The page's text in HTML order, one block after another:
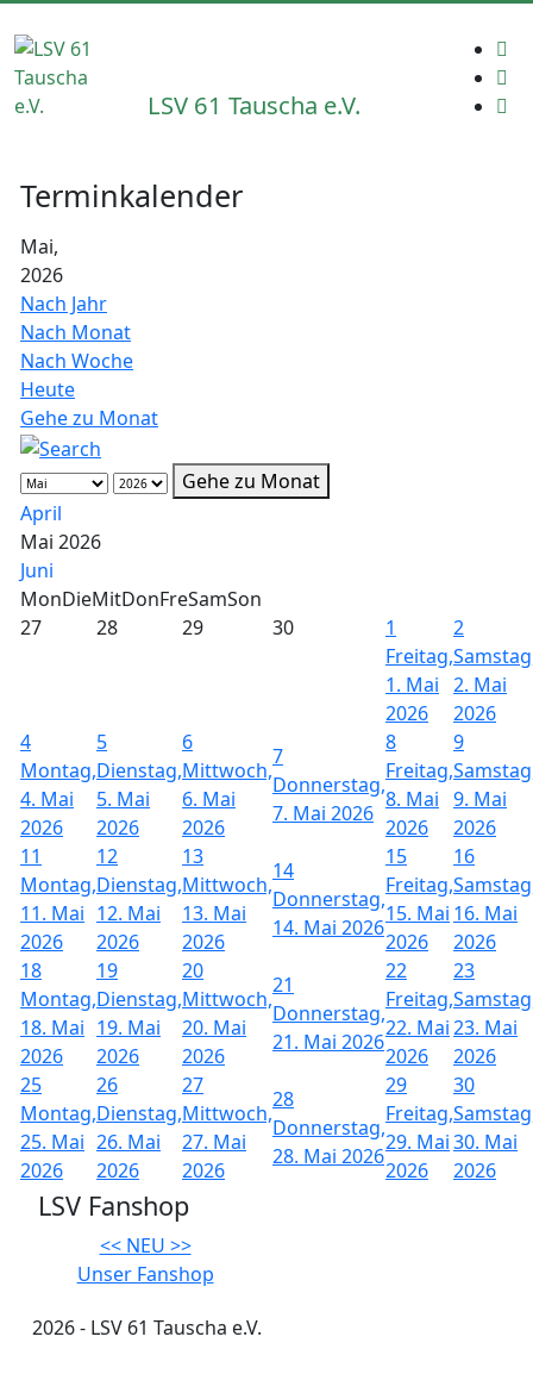
LSV 61 Tauscha e.V.
Terminkalender
Mai,
2026
Nach Jahr
Nach Monat
Nach Woche
Heute
Gehe zu Monat
Gehe zu Monat
April
Mai 2026
Juni
MonDieMitDonFreSamSon
27
28 29 30
1
Freitag,
1. Mai
2026
2
2. Mai
2026
4
Montag,
4. Mai
2026
5
Dienstag,
5. Mai
2026
6
Mittwoch,
6. Mai
2026
7
Donnerstag,
7. Mai 2026
8
Freitag,
8. Mai
2026
9
9. Mai
2026
11
Montag,
11. Mai
2026
12
Dienstag,
12. Mai
2026
13
Mittwoch,
13. Mai
2026
14
Donnerstag,
14. Mai 2026
15
Freitag,
15. Mai
2026
16
16. Mai
2026
18
Montag,
18. Mai
2026
19
Dienstag,
19. Mai
2026
20
Mittwoch,
20. Mai
2026
21
Donnerstag,
21. Mai 2026
22
Freitag,
22. Mai
2026
23
23. Mai
2026
25
Montag,
25. Mai
2026
26
Dienstag,
26. Mai
2026
27
Mittwoch,
27. Mai
2026
28
Donnerstag,
28. Mai 2026
29
Freitag,
29. Mai
2026
30
30. Mai
2026
LSV Fanshop
<< NEU >>
Unser Fanshop
2026 - LSV 61 Tauscha e.V.